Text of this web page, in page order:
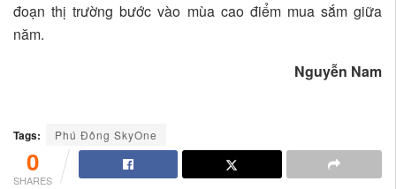
đoạn thị trường bước vào mùa cao điểm mua sắm giữa
năm.
Nguyễn Nam
Tags: Phú Đông SkyOne
0
SHARES